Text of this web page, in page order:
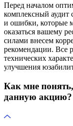
Перед началом
комплексный аудит
и ошибки, которые
оказаться вашему
силами внесем
рекомендации. Все
технических
улучшения
Как мне
данную акцию?